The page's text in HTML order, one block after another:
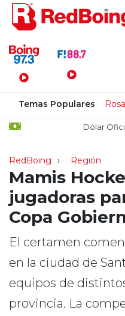
Menú
Temas Populares
Dólar Oficial:
RedBoing Región
Mamis
jugadoras
Copa
El certamen
en la ciudad de
equipos de
provincia. La